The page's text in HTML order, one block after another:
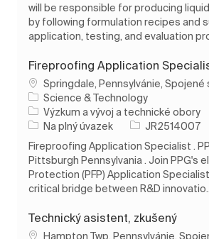
will be responsible for producing
by following formulation recipes and
application, testing, and evaluation
Fireproofing Application
Umístění
Springdale, Pennsylvánie, Spojené
Science & Technology
Kategorie
Výzkum a vývoj a technické obory
Typ úlohy
Na plný úvazek ID úlohy
JR2514007
Fireproofing Application Specialist .
Pittsburgh Pennsylvania . Join PPG's
Protection (PFP) Application
critical bridge between R&D
Technický asistent, zkušený
Umístění
Hampton Twp, Pennsylvánie,